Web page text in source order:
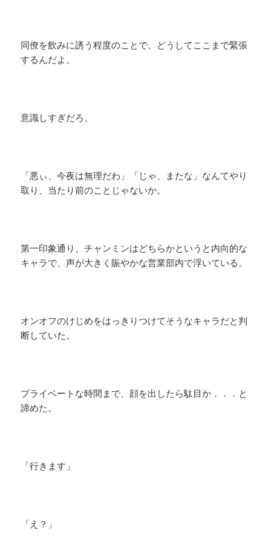
同僚を飲みに誘う程度のことで、どうしてここまで緊張
するんだよ。
意識しすぎだろ。
「悪ぃ、今夜は無理だわ」「じゃ、またな」なんてやり
取り、当たり前のことじゃないか。
第一印象通り、チャンミンはどちらかというと内向的な
キャラで、声が大きく賑やかな営業部内で浮いている。
オンオフのけじめをはっきりつけてそうなキャラだと判
断していた。
プライベートな時間まで、顔を出したら駄目か．．．と
諦めた。
「行きます」
「え？」